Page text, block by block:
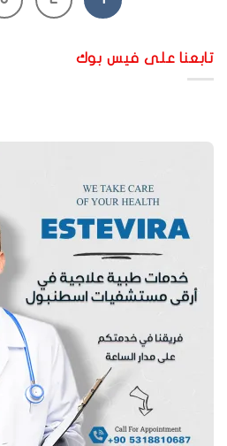
على فيس بوك